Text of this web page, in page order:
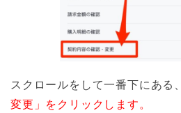
スクロールをして一番下にある、
変更」をクリックします。